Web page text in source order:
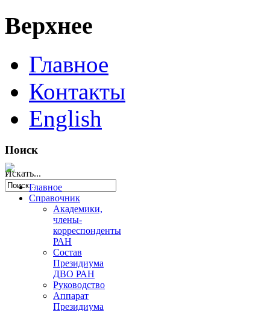
Верхнее
Главное
Контакты
English
Поиск
Искать...
Главное
Справочник
Академики,
члены-
корреспонденты
РАН
Состав
Президиума
ДВО РАН
Руководство
Аппарат
Президиума